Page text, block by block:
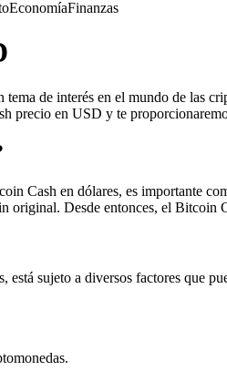
EconomíaFinanzas
de interés en el mundo de las
precio en USD y te
Cash en dólares, es importante
original. Desde entonces, el Bitcoin
sujeto a diversos factores que